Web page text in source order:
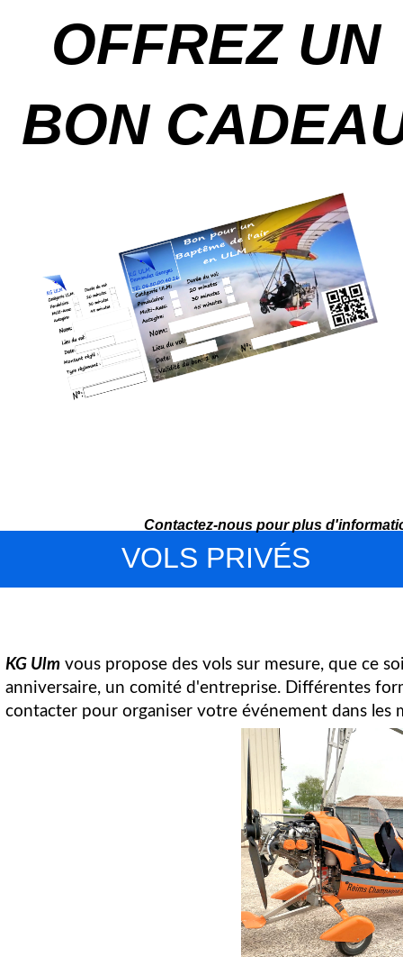
OFFREZ UN
BON
Contactez-nous pour plus
VOLS PRIVÉS
KG Ulm vous propose des vols sur mesure, que ce
anniversaire, un comité d'entreprise. Différentes
contacter pour organiser votre événement dans les